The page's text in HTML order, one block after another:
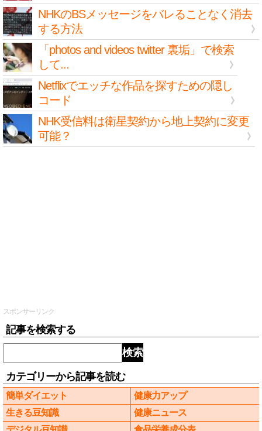
NHKのBSメッセージをバレることなく消去
する方法
「photos and videos twitter 裏垢」で検索
して...
Netflixでエッチな作品を探すための隠し
コード
NHK受信料は衛星契約から地上契約に変更
可能？
スポンサーリンク
記事を検索する
検索
カテゴリーから記事を読む
簡単ダイエット
健康力アップ
生きる豆知識
健康ニュース